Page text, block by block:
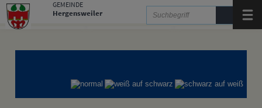
Zum Inhalt zur Navigation springen.
GEMEINDE
Hergensweiler
Gemeinde Hergensweiler Gemeinde Sigmarszell Gemeinde Weißensberg